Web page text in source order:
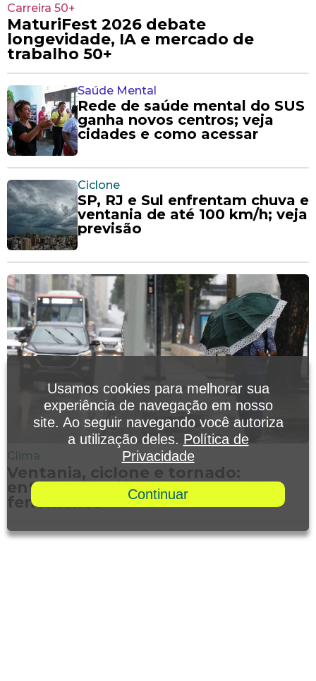
Carreira 50+
MaturiFest 2026 debate
longevidade, IA e mercado de
trabalho 50+
Saúde Mental
Rede de saúde mental do SUS
ganha novos centros; veja
cidades e como acessar
Ciclone
SP, RJ e Sul enfrentam chuva e
ventania de até 100 km/h; veja
previsão
Clima
Ventania, ciclone e tornado:
entenda as diferenças entre os
fenômenos
Usamos cookies para melhorar sua
experiência de navegação em nosso
site. Ao seguir navegando você autoriza
a utilização deles. Política de
Privacidade
Continuar